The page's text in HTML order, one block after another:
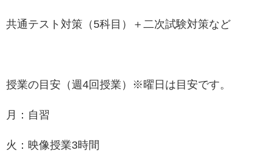
共通テスト対策（5科目）＋二次試験対策など
授業の目安（週4回授業）※曜日は目安です。
月：自習
火：映像授業3時間